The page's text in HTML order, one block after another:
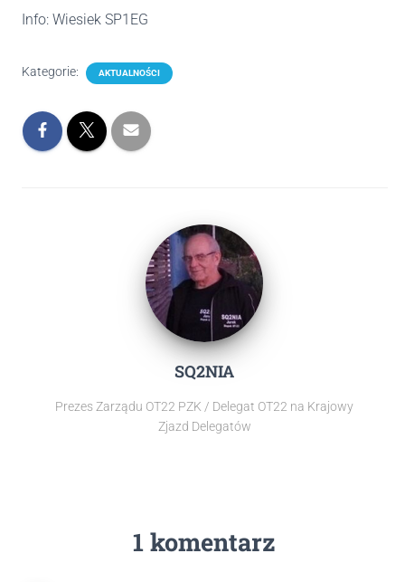
Info: Wiesiek SP1EG
Kategorie: AKTUALNOŚCI
SQ2NIA
Prezes Zarządu OT22 PZK / Delegat OT22 na Krajowy
Zjazd Delegatów
1 komentarz